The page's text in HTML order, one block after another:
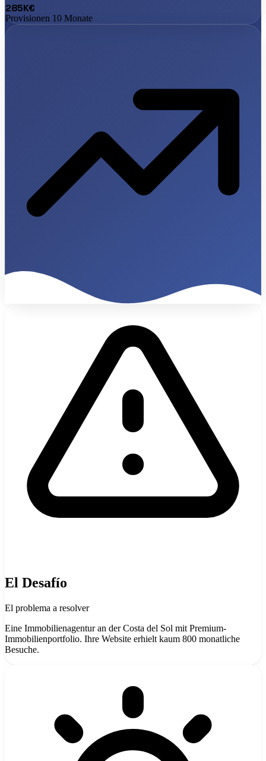
285K€
Provisionen 10 Monate
El Desafío
El problema a resolver
Eine Immobilienagentur an der Costa del Sol mit Premium-
Immobilienportfolio. Ihre Website erhielt kaum 800 monatliche
Besuche.